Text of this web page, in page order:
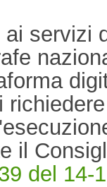
servizi
il
del 14-